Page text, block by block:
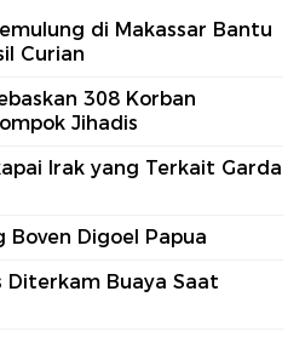
di Makassar Bantu
Curian
308 Korban
Jihadis
Irak yang Terkait Garda
Boven Digoel Papua
Diterkam Buaya Saat